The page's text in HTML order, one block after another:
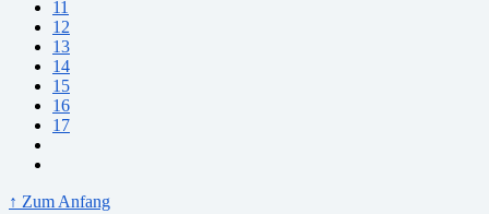
11
12
13
14
15
16
17
↑ Zum Anfang